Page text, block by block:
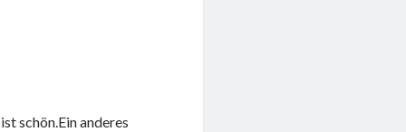
schön.Ein anderes